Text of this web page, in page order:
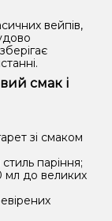
вейпів,
смак і
зі смаком
паріння;
мл до великих